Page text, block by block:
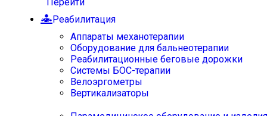
Реабилитация
Аппараты механотерапии
Оборудование для бальнеотерапии
Реабилитационные беговые дорожки
Системы БОС-терапии
Велоэргометры
Вертикализаторы